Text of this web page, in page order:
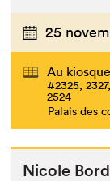
25
Au kiosque
#2325,
2524
Palais des
Nicole